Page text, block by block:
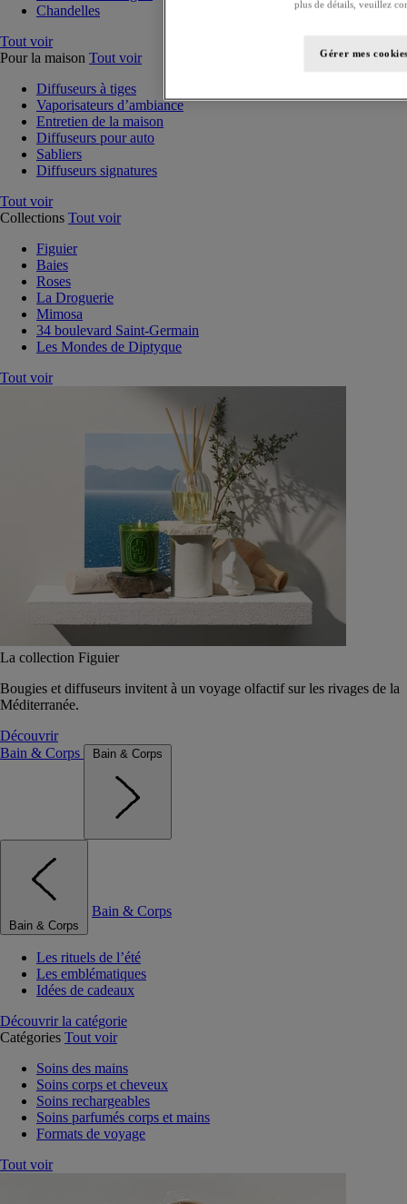
Chandelles
Tout voir
Pour la maison Tout voir
Diffuseurs à tiges
Vaporisateurs d’ambiance
Entretien de la maison
Diffuseurs pour auto
Sabliers
Diffuseurs signatures
Tout voir
Collections Tout voir
Figuier
Baies
Roses
La Droguerie
Mimosa
34 boulevard Saint-Germain
Les Mondes de Diptyque
Tout voir
La collection Figuier
Bougies et diffuseurs invitent à un voyage olfactif sur les rivages de la
Méditerranée.
Découvrir
Bain & Corps
Bain & Corps
Bain & Corps
Bain & Corps
Les rituels de l’été
Les emblématiques
Idées de cadeaux
Découvrir la catégorie
Catégories Tout voir
Soins des mains
Soins corps et cheveux
Soins rechargeables
Soins parfumés corps et mains
Formats de voyage
Tout voir
plus de détails, veuillez
Gérer mes